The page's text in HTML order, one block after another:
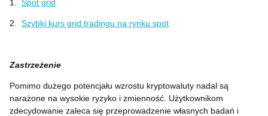
1. Spot grid
2. Szybki kurs grid tradingu na rynku spot
Zastrzeżenie
Pomimo dużego potencjału wzrostu kryptowaluty nadal są
narażone na wysokie ryzyko i zmienność. Użytkownikom
zdecydowanie zaleca się przeprowadzenie własnych badań i